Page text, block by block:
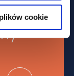
cookie